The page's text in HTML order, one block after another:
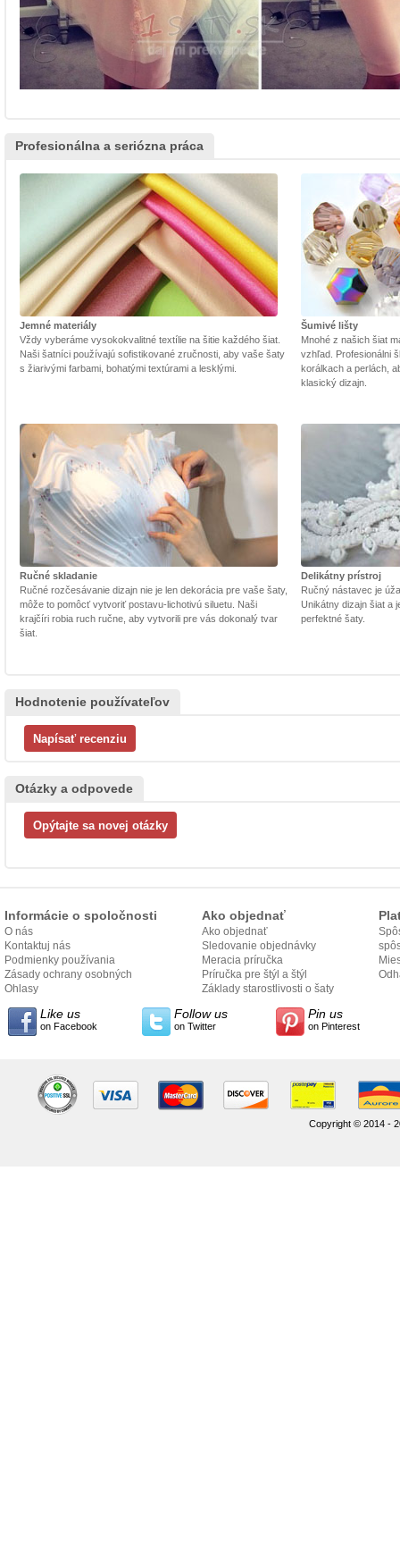
Profesionálna a seriózna práca
Jemné materiály
Vždy vyberáme vysokokvalitné textílie na šitie každého šiat.
Naši šatníci používajú sofistikované zručnosti, aby vaše šaty
s žiarivými farbami, bohatými textúrami a lesklými.
Šumivé lišty
Mnohé z našich šiat
vzhľad. Profesionálni
korálkach a perlách,
klasický dizajn.
Ručné skladanie
Ručné rozčesávanie dizajn nie je len dekorácia pre vaše šaty,
môže to pomôcť vytvoriť postavu-lichotivú siluetu. Naši
krajčíri robia ruch ručne, aby vytvorili pre vás dokonalý tvar
šiat.
Delikátny prístroj
Ručný nástavec je
Unikátny dizajn šiat a
perfektné šaty.
Hodnotenie používateľov
Otázky a odpovede
Informácie o spoločnosti
O nás
Kontaktuj nás
Podmienky používania
Zásady ochrany osobných
údajov
Ohlasy
Ako objednať
Ako objednať
Sledovanie objednávky
Meracia príručka
Príručka pre štýl a štýl
Základy starostlivosti o šaty
Like us
on Facebook
Follow us
on Twitter
Pin us
on Pinterest
Copyright © 2014 -